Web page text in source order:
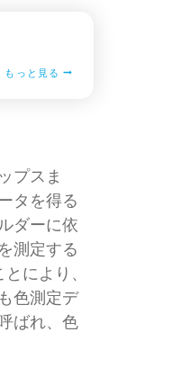
もっと見る
プスま
タを得る
ダーに依
測定する
により、
色測定デ
ばれ、色